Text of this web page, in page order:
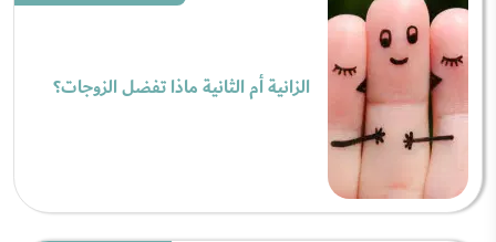
الزانية أم الثانية ماذا تفضل الزوجات؟